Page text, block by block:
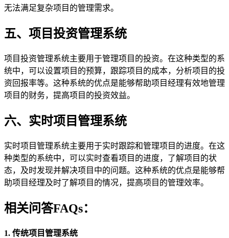
无法满足复杂项目的管理需求。
五、项目投资管理系统
项目投资管理系统主要用于管理项目的投资。在这种类型的系
统中，可以设置项目的预算，跟踪项目的成本，分析项目的投
资回报率等。这种系统的优点是能够帮助项目经理有效地管理
项目的财务，提高项目的投资效益。
六、实时项目管理系统
实时项目管理系统主要用于实时跟踪和管理项目的进度。在这
种类型的系统中，可以实时查看项目的进度，了解项目的状
态，及时发现并解决项目中的问题。这种系统的优点是能够帮
助项目经理及时了解项目的情况，提高项目的管理效率。
相关问答FAQs：
1. 传统项目管理系统